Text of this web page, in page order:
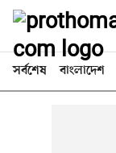
সর্বশেষ বাংলাদেশ